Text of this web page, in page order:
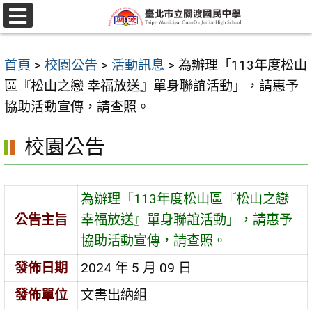
跳
至
要
內
容
選
單
首頁 > 校園公告 > 活動訊息 > 為辦理「113年度松山
區『松山之戀 幸福放送』單身聯誼活動」，請惠予
協助活動宣傳，請查照。
校園公告
公告主旨
為辦理「113年度松山區『松山之戀
幸福放送』單身聯誼活動」，請惠予
協助活動宣傳，請查照。
發佈日期
2024 年 5 月 09 日
發佈單位
文書出納組